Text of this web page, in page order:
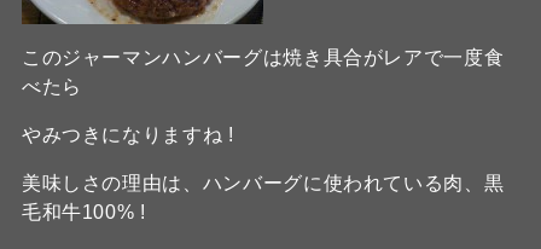
このジャーマンハンバーグは焼き具合がレアで一度食
べたら
やみつきになりますね !
美味しさの理由は、ハンバーグに使われている肉、黒
毛和牛100% !